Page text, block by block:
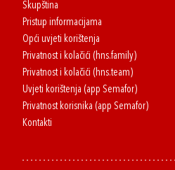
Skupština
Pristup informacijama
Opći uvjeti korištenja
Privatnost i kolačići (hns.family)
Privatnost i kolačići (hns.team)
Uvjeti korištenja (app Semafor)
Privatnost korisnika (app Semafor)
Kontakti